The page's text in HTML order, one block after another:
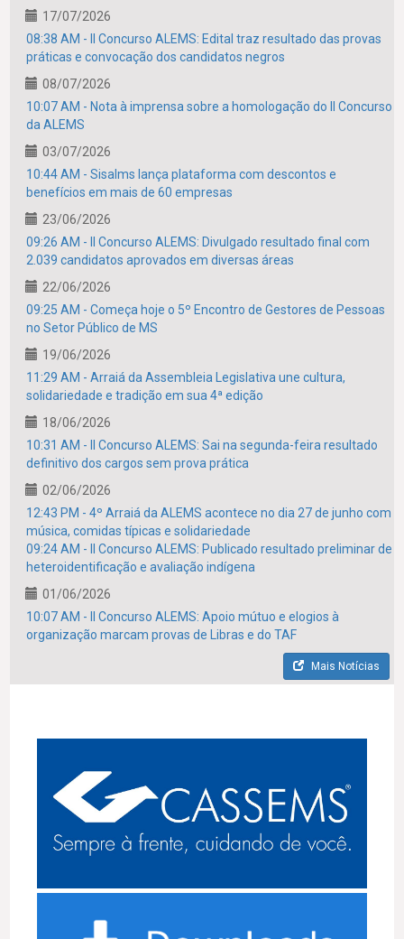
17/07/2026
08:38 AM - II Concurso ALEMS: Edital traz resultado das provas
práticas e convocação dos candidatos negros
08/07/2026
10:07 AM - Nota à imprensa sobre a homologação do II Concurso
da ALEMS
03/07/2026
10:44 AM - Sisalms lança plataforma com descontos e
benefícios em mais de 60 empresas
23/06/2026
09:26 AM - II Concurso ALEMS: Divulgado resultado final com
2.039 candidatos aprovados em diversas áreas
22/06/2026
09:25 AM - Começa hoje o 5º Encontro de Gestores de Pessoas
no Setor Público de MS
19/06/2026
11:29 AM - Arraiá da Assembleia Legislativa une cultura,
solidariedade e tradição em sua 4ª edição
18/06/2026
10:31 AM - II Concurso ALEMS: Sai na segunda-feira resultado
definitivo dos cargos sem prova prática
02/06/2026
12:43 PM - 4º Arraiá da ALEMS acontece no dia 27 de junho com
música, comidas típicas e solidariedade
09:24 AM - II Concurso ALEMS: Publicado resultado preliminar de
heteroidentificação e avaliação indígena
01/06/2026
10:07 AM - II Concurso ALEMS: Apoio mútuo e elogios à
organização marcam provas de Libras e do TAF
Mais Notícias